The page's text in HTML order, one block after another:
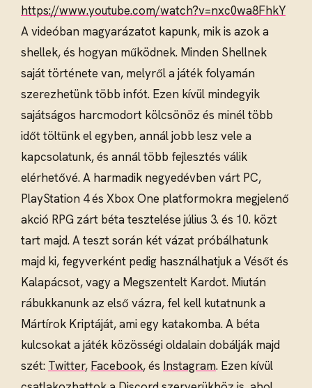
https://www.youtube.com/watch?v=nxc0wa8FhkY
A videóban magyarázatot kapunk, mik is azok a
shellek, és hogyan működnek. Minden Shellnek
saját története van, melyről a játék folyamán
szerezhetünk több infót. Ezen kívül mindegyik
sajátságos harcmodort kölcsönöz és minél több
időt töltünk el egyben, annál jobb lesz vele a
kapcsolatunk, és annál több fejlesztés válik
elérhetővé. A harmadik negyedévben várt PC,
PlayStation 4 és Xbox One platformokra megjelenő
akció RPG zárt béta tesztelése július 3. és 10. közt
tart majd. A teszt során két vázat próbálhatunk
majd ki, fegyverként pedig használhatjuk a Vésőt és
Kalapácsot, vagy a Megszentelt Kardot. Miután
rábukkanunk az első vázra, fel kell kutatnunk a
Mártírok Kriptáját, ami egy katakomba. A béta
kulcsokat a játék közösségi oldalain dobálják majd
szét: Twitter, Facebook, és Instagram. Ezen kívül